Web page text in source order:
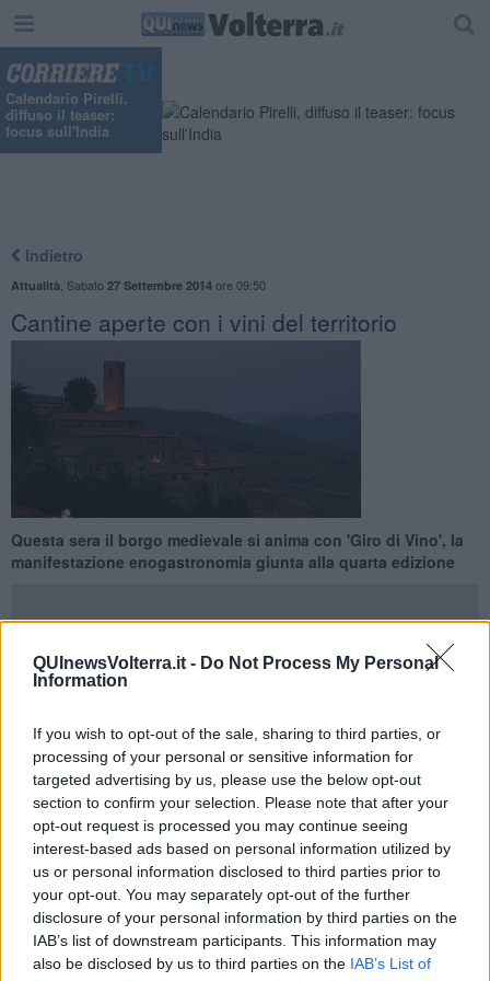
QUInewsVolterra.it - Do Not Process My Personal
Information
If you wish to opt-out of the sale, sharing to third parties, or
processing of your personal or sensitive information for
targeted advertising by us, please use the below opt-out
section to confirm your selection. Please note that after your
opt-out request is processed you may continue seeing
interest-based ads based on personal information utilized by
us or personal information disclosed to third parties prior to
your opt-out. You may separately opt-out of the further
disclosure of your personal information by third parties on the
IAB’s list of downstream participants. This information may
also be disclosed by us to third parties on the IAB’s List of
Calendario Pirelli,
diffuso il teaser:
focus sull'India
Indietro
Attualità Sabato 27 Settembre 2014ore 09:50
Cantine aperte con i vini del territorio
Questa sera il borgo medievale si anima con 'Giro di Vino', la
manifestazione enogastronomia giunta alla quarta edizione
Cecina per l'appuntamento conGiro di vino , la manifestazione
enogastronomia giunta alla quarta edizione.
Dalle 18,30 in poi sarà possibile ritirare i calici da degustazione in
piazza xx settembre, prima di iniziare il giro delle cantine per
degustare 8 vini delle aziende presenti al costo di 7 euro.
Nell'occasione si potrà assaggiare ilvino del territorio, l'IGT
Montecastelli, grazie a tre aziende agricole locali:Castaldi,
Podere Santa Guglielma e Castri Loredana. Inoltre saranno
presenti altre quattro aziende vitivinicole con le loro
specialità:Borgo dei Lunardidi Cerreto Giudi,Fattoria
Serraioladi Monterotondo Marittimo,Tenuta di Cannetonel